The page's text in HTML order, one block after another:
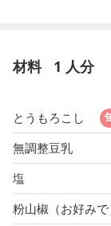
材料 1 人分
とうもろこし
無調整豆乳
塩
粉山椒（お好みで